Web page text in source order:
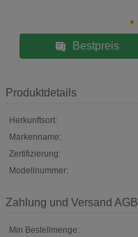
Bestpreis
Produktdetails
Herkunftsort:
Markenname:
Zertifizierung:
Modellnummer:
Zahlung und Versand AGB
Min Bestellmenge: